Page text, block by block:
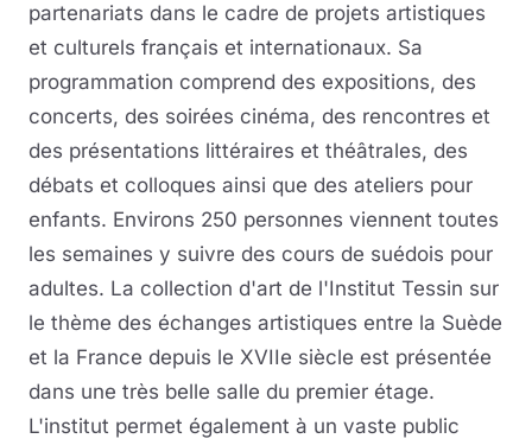
partenariats dans le cadre de projets artistiques
et culturels français et internationaux. Sa
programmation comprend des expositions, des
concerts, des soirées cinéma, des rencontres et
des présentations littéraires et théâtrales, des
débats et colloques ainsi que des ateliers pour
enfants. Environs 250 personnes viennent toutes
les semaines y suivre des cours de suédois pour
adultes. La collection d'art de l'Institut Tessin sur
le thème des échanges artistiques entre la Suède
et la France depuis le XVIIe siècle est présentée
dans une très belle salle du premier étage.
L'institut permet également à un vaste public